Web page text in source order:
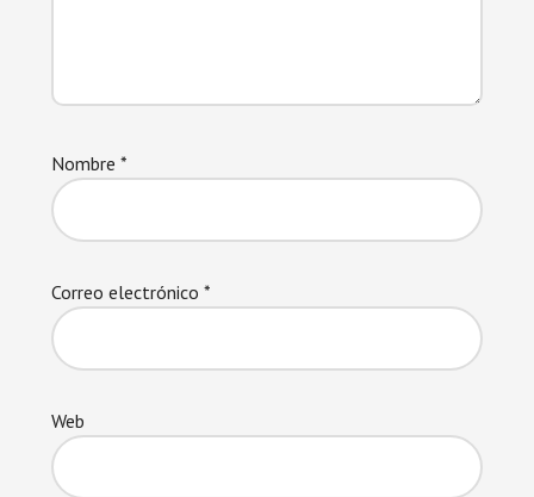
Nombre *
Correo electrónico *
Web